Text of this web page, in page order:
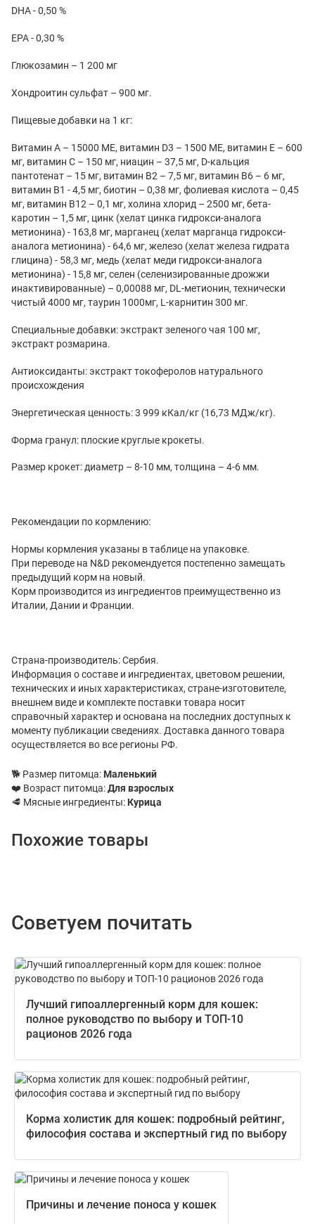
DHA - 0,50 %
EPA - 0,30 %
Глюкозамин – 1 200 мг
Хондроитин сульфат – 900 мг.
Пищевые добавки на 1 кг:
Витамин А – 15000 МЕ, витамин D3 – 1500 МЕ, витамин Е – 600
мг, витамин С – 150 мг, ниацин – 37,5 мг, D-кальция
пантотенат – 15 мг, витамин В2 – 7,5 мг, витамин В6 – 6 мг,
витамин В1 - 4,5 мг, биотин – 0,38 мг, фолиевая кислота – 0,45
мг, витамин В12 – 0,1 мг, холина хлорид – 2500 мг, бета-
каротин – 1,5 мг, цинк (хелат цинка гидрокси-аналога
метионина) - 163,8 мг, марганец (хелат марганца гидрокси-
аналога метионина) - 64,6 мг, железо (хелат железа гидрата
глицина) - 58,3 мг, медь (хелат меди гидрокси-аналога
метионина) - 15,8 мг, селен (селенизированные дрожжи
инактивированные) – 0,00088 мг, DL-метионин, технически
чистый 4000 мг, таурин 1000мг, L-карнитин 300 мг.
Специальные добавки: экстракт зеленого чая 100 мг,
экстракт розмарина.
Антиоксиданты: экстракт токоферолов натурального
происхождения
Энергетическая ценность: 3 999 кКал/кг (16,73 МДж/кг).
Форма гранул: плоские круглые крокеты.
Размер крокет: диаметр – 8-10 мм, толщина – 4-6 мм.
Рекомендации по кормлению:
Нормы кормления указаны в таблице на упаковке.
При переводе на N&D рекомендуется постепенно замещать
предыдущий корм на новый.
Корм производится из ингредиентов преимущественно из
Италии, Дании и Франции.
Страна-производитель: Сербия.
Информация о составе и ингредиентах, цветовом решении,
технических и иных характеристиках, стране-изготовителе,
внешнем виде и комплекте поставки товара носит
справочный характер и основана на последних доступных к
моменту публикации сведениях. Доставка данного товара
осуществляется во все регионы РФ.
🐕 Размер питомца: Маленький
❤️ Возраст питомца:Для взрослых
🥩 Мясные ингредиенты: Курица
Похожие товары
Советуем почитать
Лучший гипоаллергенный корм для кошек:
полное руководство по выбору и ТОП-10
рационов 2026 года
Корма холистик для кошек: подробный рейтинг,
философия состава и экспертный гид по выбору
Причины и лечение поноса у кошек